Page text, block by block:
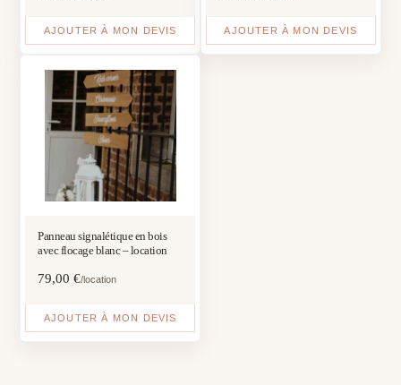
AJOUTER À MON DEVIS AJOUTER À MON DEVIS
Panneau signalétique en bois
avec flocage blanc – location
79,00€/location
AJOUTER À MON DEVIS